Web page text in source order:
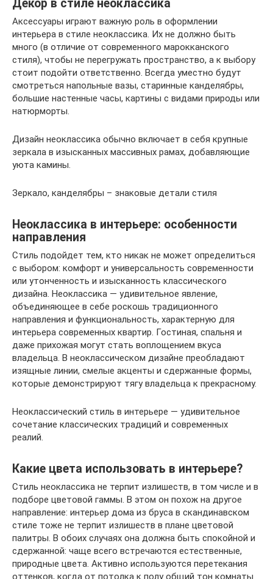
Декор в стиле неоклассика
Аксессуары играют важную роль в оформлении
интерьера в стиле неоклассика. Их не должно быть
много (в отличие от современного марокканского
стиля), чтобы не перегружать пространство, а к выбору
стоит подойти ответственно. Всегда уместно будут
смотреться напольные вазы, старинные канделябры,
большие настенные часы, картины с видами природы или
натюрморты.
Дизайн неоклассика обычно включает в себя крупные
зеркала в изысканных массивных рамах, добавляющие
уюта камины.
Зеркало, канделябры – знаковые детали стиля
Неоклассика в интерьере: особенности
направления
Стиль подойдет тем, кто никак не может определиться
с выбором: комфорт и универсальность современности
или утонченность и изысканность классического
дизайна. Неоклассика — удивительное явление,
объединяющее в себе роскошь традиционного
направления и функциональность, характерную для
интерьера современных квартир. Гостиная, спальня и
даже прихожая могут стать воплощением вкуса
владельца. В неоклассическом дизайне преобладают
изящные линии, смелые акценты и сдержанные формы,
которые демонстрируют тягу владельца к прекрасному.
Неоклассический стиль в интерьере — удивительное
сочетание классических традиций и современных
реалий.
Какие цвета использовать в интерьере?
Стиль неоклассика не терпит излишеств, в том числе и в
подборе цветовой гаммы. В этом он похож на другое
направление: интерьер дома из бруса в скандинавском
стиле тоже не терпит излишеств в плане цветовой
палитры. В обоих случаях она должна быть спокойной и
сдержанной: чаще всего встречаются естественные,
природные цвета. Активно используются перетекания
оттенков, когда от потолка к полу общий тон комнаты